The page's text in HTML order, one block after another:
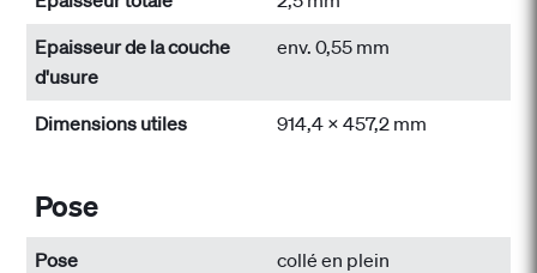
Epaisseur de la couche
d'usure
env. 0,55 mm
Dimensions utiles 914,4 x 457,2 mm
Pose
Pose collé en plein